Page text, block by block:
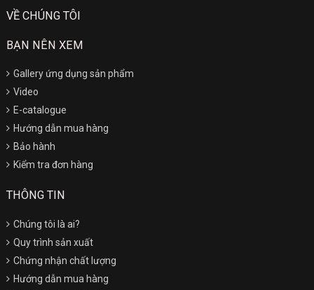
VỀ CHÚNG TÔI
BẠN NÊN XEM
Gallery ứng dụng sản phẩm
Video
E-catalogue
Hướng dẫn mua hàng
Bảo hành
Kiểm tra đơn hàng
THÔNG TIN
Chúng tôi là ai?
Quy trình sản xuất
Chứng nhận chất lượng
Hướng dẫn mua hàng